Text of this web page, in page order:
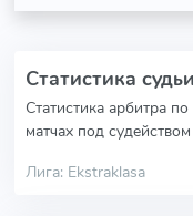
Статистика
Статистика арбитра
матчах под
Лига: Ekstraklasa